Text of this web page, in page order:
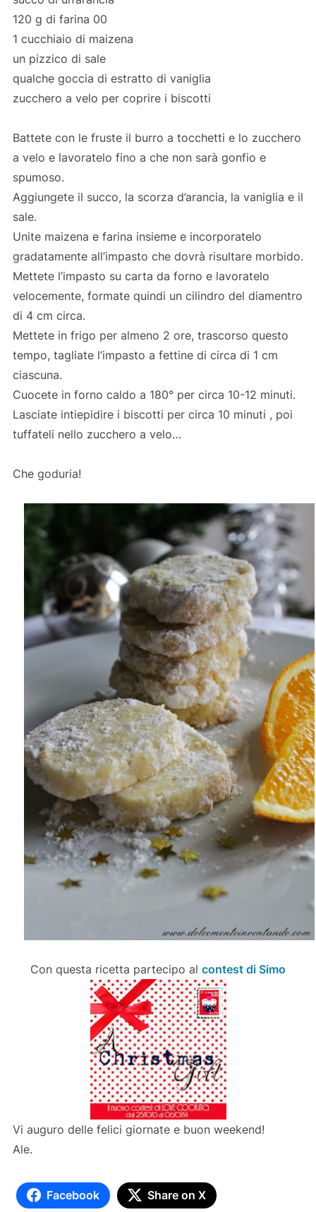
120 g di farina 00
1 cucchiaio di maizena
un pizzico di sale
qualche goccia di estratto di vaniglia
zucchero a velo per coprire i biscotti
Battete con le fruste il burro a tocchetti e lo zucchero
a velo e lavoratelo fino a che non sarà gonfio e
spumoso.
Aggiungete il succo, la scorza d’arancia, la vaniglia e il
sale.
Unite maizena e farina insieme e incorporatelo
gradatamente all’impasto che dovrà risultare morbido.
Mettete l’impasto su carta da forno e lavoratelo
velocemente, formate quindi un cilindro del diamentro
di 4 cm circa.
Mettete in frigo per almeno 2 ore, trascorso questo
tempo, tagliate l’impasto a fettine di circa di 1 cm
ciascuna.
Cuocete in forno caldo a 180° per circa 10-12 minuti.
Lasciate intiepidire i biscotti per circa 10 minuti , poi
tuffateli nello zucchero a velo…
Che goduria!
Con questa ricetta partecipo al contest di Simo
Vi auguro delle felici giornate e buon weekend!
Ale.
Facebook Share on X